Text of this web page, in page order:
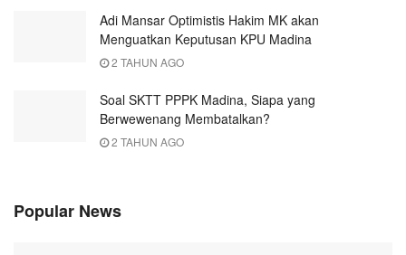
Adi Mansar Optimistis Hakim MK akan
Menguatkan Keputusan KPU Madina
2 TAHUN AGO
Soal SKTT PPPK Madina, Siapa yang
Berwewenang Membatalkan?
2 TAHUN AGO
Popular News